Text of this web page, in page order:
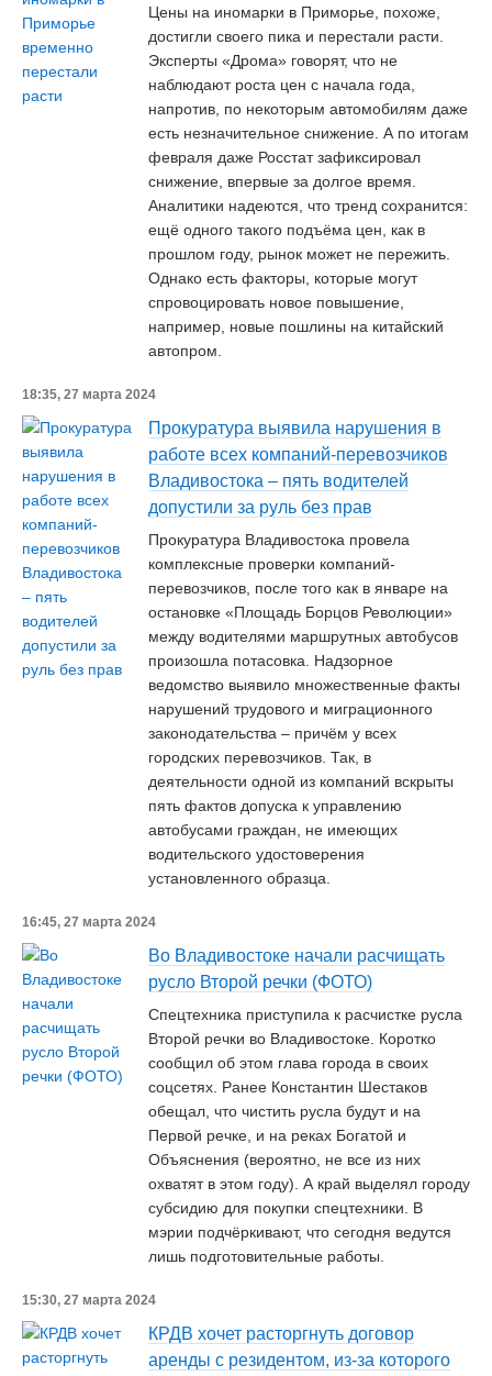
Цены на иномарки в Приморье, похоже,
достигли своего пика и перестали расти.
Эксперты «Дрома» говорят, что не
наблюдают роста цен с начала года,
напротив, по некоторым автомобилям даже
есть незначительное снижение. А по итогам
февраля даже Росстат зафиксировал
снижение, впервые за долгое время.
Аналитики надеются, что тренд сохранится:
ещё одного такого подъёма цен, как в
прошлом году, рынок может не пережить.
Однако есть факторы, которые могут
спровоцировать новое повышение,
например, новые пошлины на китайский
автопром.
18:35, 27 марта 2024
Прокуратура выявила нарушения в
работе всех компаний-перевозчиков
Владивостока – пять водителей
допустили за руль без прав
Прокуратура Владивостока провела
комплексные проверки компаний-
перевозчиков, после того как в январе на
остановке «Площадь Борцов Революции»
между водителями маршрутных автобусов
произошла потасовка. Надзорное
ведомство выявило множественные факты
нарушений трудового и миграционного
законодательства – причём у всех
городских перевозчиков. Так, в
деятельности одной из компаний вскрыты
пять фактов допуска к управлению
автобусами граждан, не имеющих
водительского удостоверения
установленного образца.
16:45, 27 марта 2024
Во Владивостоке начали расчищать
русло Второй речки (ФОТО)
Спецтехника приступила к расчистке русла
Второй речки во Владивостоке. Коротко
сообщил об этом глава города в своих
соцсетях. Ранее Константин Шестаков
обещал, что чистить русла будут и на
Первой речке, и на реках Богатой и
Объяснения (вероятно, не все из них
охватят в этом году). А край выделял городу
субсидию для покупки спецтехники. В
мэрии подчёркивают, что сегодня ведутся
лишь подготовительные работы.
15:30, 27 марта 2024
КРДВ хочет расторгнуть договор
аренды с резидентом, из-за которого